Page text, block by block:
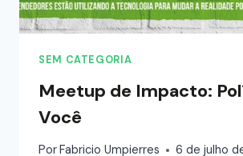
SEM CATEGORIA
Meetup de Impacto:
Você
PorFabricio Umpierres 6 de julho